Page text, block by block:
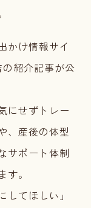
かけ情報サイ
紹介記事が公
にせずトレー
、産後の体型
サポート体制
。
してほしい」